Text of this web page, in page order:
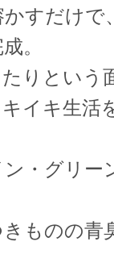
すだけ
。
りという
イキ生活
ン・グリ
ものの青